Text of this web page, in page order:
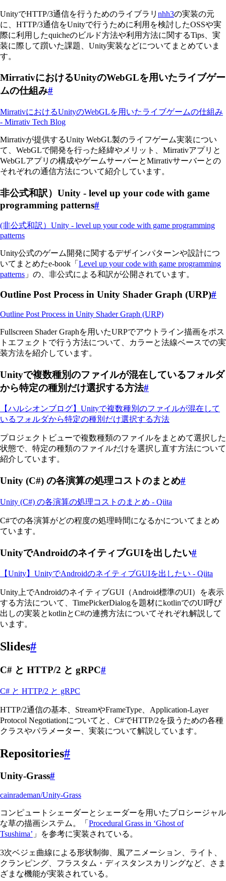
UnityでHTTP/3通信を行うためのライブラリ nhh3の実装の元
に、HTTP/3通信をUnityで行うために利用を検討したOSSや実
際に利用したquicheのビルド方法や利用方法に関するTips、実
装に際して躓いた課題、Unity実装などについてまとめていま
す。
MirrativにおけるUnityのWebGLを用いたライブゲー
ムの仕組み#
MirrativにおけるUnityのWebGLを用いたライブゲームの仕組み
- Mirrativ Tech Blog
Mirrativが提供するUnity WebGL製のライフゲーム実装につい
て、WebGLで開発を行った経緯やメリット、Mirrativアプリと
WebGLアプリの構成やゲームサーバーとMirrativサーバーとの
それぞれの通信方法について紹介しています。
非公式和訳）Unity - level up your code with game
programming patterns#
(非公式和訳）Unity - level up your code with game programming
patterns
Unity公式のゲーム開発に関するデザインパターンや設計につ
いてまとめたe-book「 Level up your code with game programming
patterns 」の、非公式による和訳が公開されています。
Outline Post Process in Unity Shader Graph (URP)#
Outline Post Process in Unity Shader Graph (URP)
Fullscreen Shader Graphを用いたURPでアウトライン描画をポス
トエフェクトで行う方法について、カラーと法線ベースでの実
装方法を紹介しています。
Unityで複数種別のファイルが混在しているフォルダ
から特定の種別だけ選択する方法#
【ハルシオンブログ】Unityで複数種別のファイルが混在して
いるフォルダから特定の種別だけ選択する方法
プロジェクトビューで複数種類のファイルをまとめて選択した
状態で、特定の種類のファイルだけを選択し直す方法について
紹介しています。
Unity (C#) の各演算の処理コストのまとめ#
Unity (C#) の各演算の処理コストのまとめ - Qiita
C#での各演算がどの程度の処理時間になるかについてまとめ
ています。
UnityでAndroidのネイティブGUIを出したい#
【Unity】UnityでAndroidのネイティブGUIを出したい - Qiita
Unity上でAndroidのネイティブGUI（Android標準のUI）を表示
する方法について、TimePickerDialogを題材にkotlinでのUI呼び
出しの実装とkotlinとC#の連携方法についてそれぞれ解説して
います。
Slides#
C# と HTTP/2 と gRPC#
C# と HTTP/2 と gRPC
HTTP/2通信の基本、StreamやFrameType、Application-Layer
Protocol Negotiationについてと、C#でHTTP/2を扱うための各種
クラスやパラメーター、実装について解説しています。
Repositories#
Unity-Grass#
cainrademan/Unity-Grass
コンピュートシェーダーとシェーダーを用いたプロシージャル
な草の描画システム。「 Procedural Grass in ‘Ghost of
Tsushima’ 」を参考に実装されている。
3次ベジェ曲線による形状制御、風アニメーション、ライト、
クランピング、フラスタム・ディスタンスカリングなど、さま
ざまな機能が実装されている。